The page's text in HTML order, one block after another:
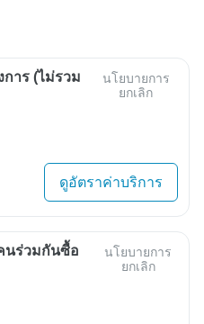
การ (ไม่รวม
นโยบายการ
ยกเลิก
ดูอัตราค่าบริการ
นร่วมกันซื้อ
นโยบายการ
ยกเลิก